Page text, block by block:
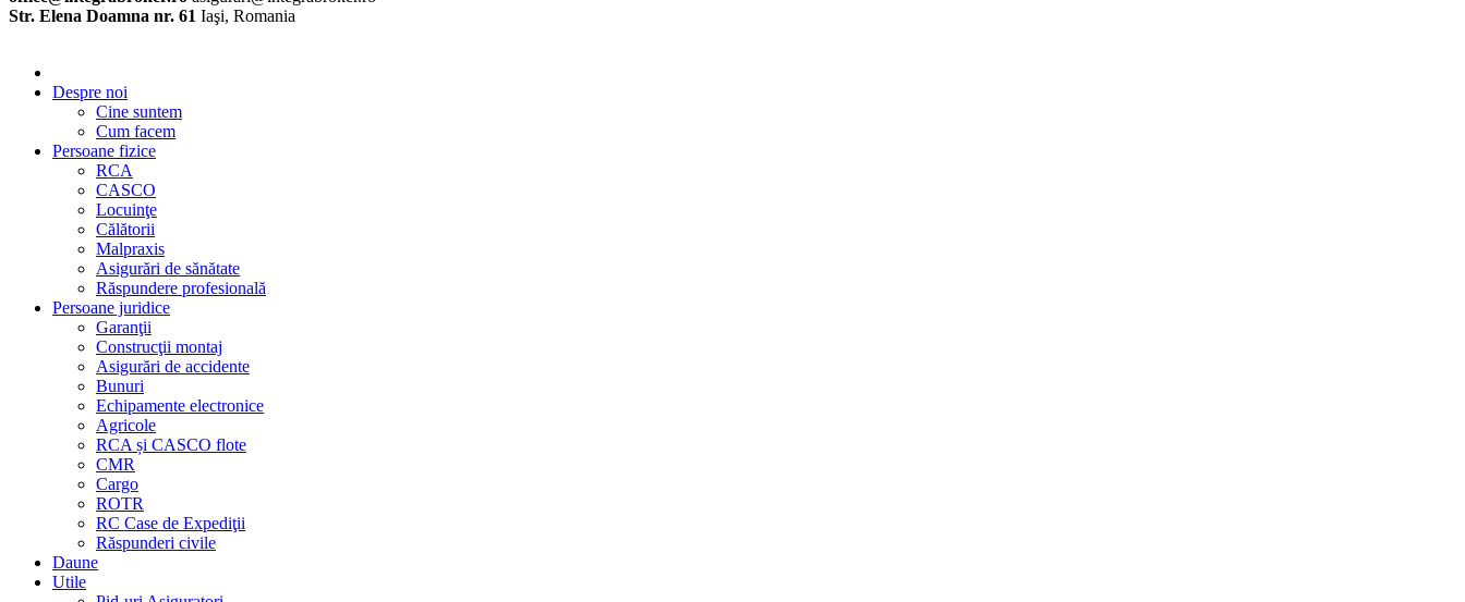
Str. Elena Doamna nr. 61 Iaşi, Romania
Despre noi
Cine suntem
Cum facem
Persoane fizice
RCA
CASCO
Locuinţe
Călătorii
Malpraxis
Asigurări de sănătate
Răspundere profesională
Persoane juridice
Garanţii
Construcţii montaj
Asigurări de accidente
Bunuri
Echipamente electronice
Agricole
RCA și CASCO flote
CMR
Cargo
ROTR
RC Case de Expediţii
Răspunderi civile
Daune
Utile